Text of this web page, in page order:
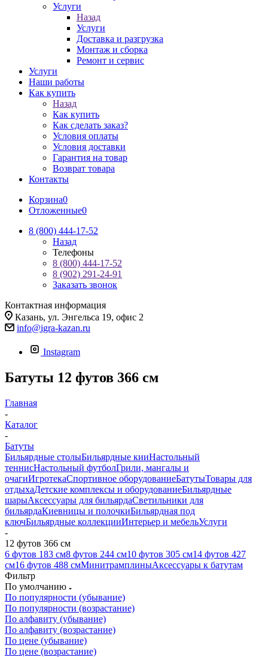
Услуги
Назад
Услуги
Доставка и разгрузка
Монтаж и сборка
Ремонт и сервис
Услуги
Наши работы
Как купить
Назад
Как купить
Как сделать заказ?
Условия оплаты
Условия доставки
Гарантия на товар
Возврат товара
Контакты
Корзина0
Отложенные0
8 (800) 444-17-52
Назад
Телефоны
8 (800) 444-17-52
8 (902) 291-24-91
Заказать звонок
Контактная информация
Казань, ул. Энгельса 19, офис 2
info@igra-kazan.ru
Instagram
Батуты 12 футов 366 см
Главная
-
Каталог
-
Батуты
Бильярдные столыБильярдные кииНастольный
теннисНастольный футболГрили, мангалы и
очагиИгротекаСпортивное оборудованиеБатутыТовары для
отдыхаДетские комплексы и оборудованиеБильярдные
шарыАксессуары для бильярдаСветильники для
бильярдаКиевницы и полочкиБильярдная под
ключБильярдные коллекцииИнтерьер и мебельУслуги
-
12 футов 366 см
6 футов 183 см8 футов 244 см10 футов 305 см14 футов 427
см16 футов 488 смМинитрамплиныАксессуары к батутам
Фильтр
По умолчанию
По популярности (убывание)
По популярности (возрастание)
По алфавиту (убывание)
По алфавиту (возрастание)
По цене (убывание)
По цене (возрастание)